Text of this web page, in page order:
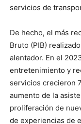
servicios de
De hecho, el más
Bruto (PIB)
alentador. En el
entretenimiento y
servicios crecieron
aumento de la
proliferación de
de experiencias de